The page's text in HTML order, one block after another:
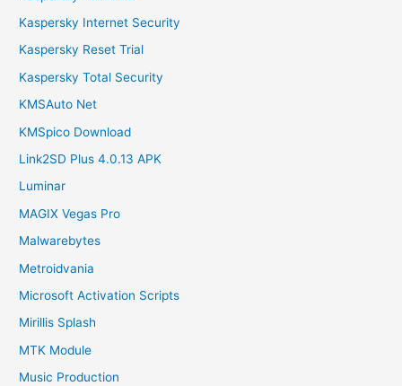
Kaspersky Internet Security
Kaspersky Reset Trial
Kaspersky Total Security
KMSAuto Net
KMSpico Download
Link2SD Plus 4.0.13 APK
Luminar
MAGIX Vegas Pro
Malwarebytes
Metroidvania
Microsoft Activation Scripts
Mirillis Splash
MTK Module
Music Production